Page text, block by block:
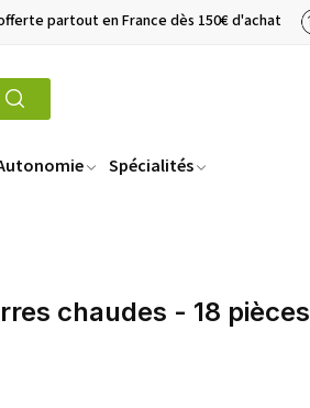
partout en France dès 150€ d'achat
Spécialités
chaudes - 18 pièces